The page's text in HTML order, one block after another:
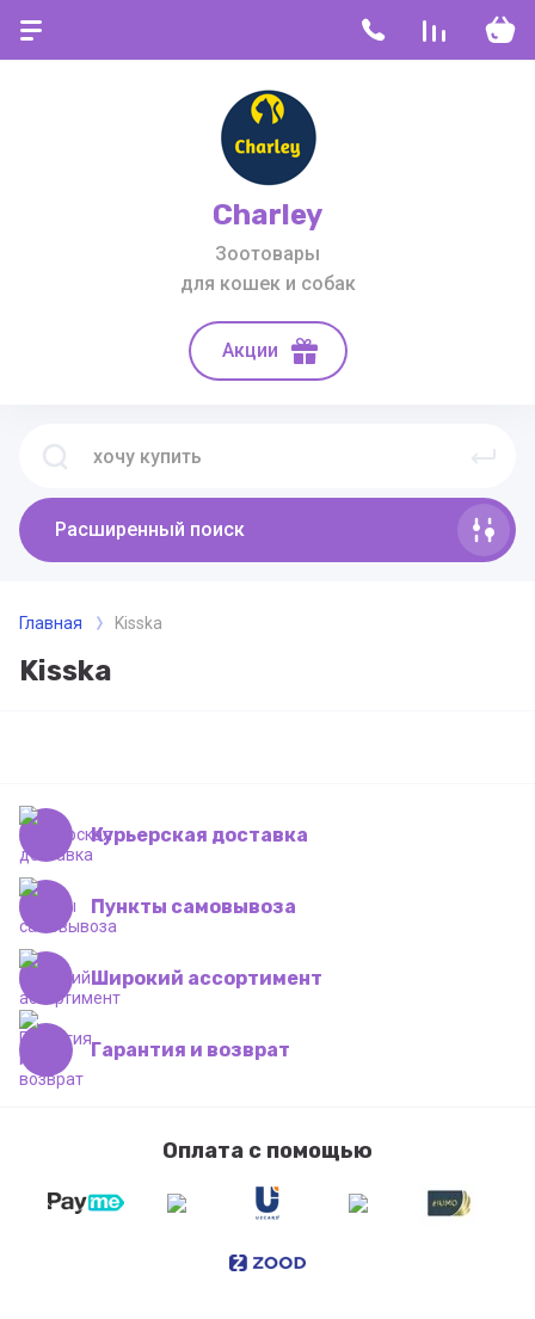
Charley
Зоотовары
для кошек и собак
Акции
Расширенный поиск
Главная Kisska
Kisska
Курьерская доставка
Пункты самовывоза
Широкий ассортимент
Гарантия и возврат
Оплата с помощью